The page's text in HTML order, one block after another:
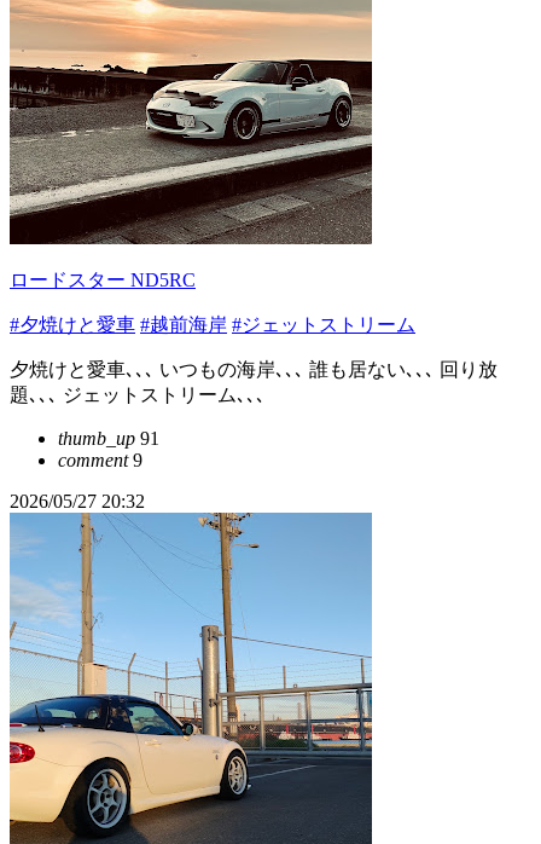
ロードスター ND5RC
#夕焼けと愛車 #越前海岸 #ジェットストリーム
夕焼けと愛車､､､ いつもの海岸､､､ 誰も居ない､､､ 回り放
題､､､ ジェットストリーム､､､
thumb_up 91
comment9
2026/05/27 20:32